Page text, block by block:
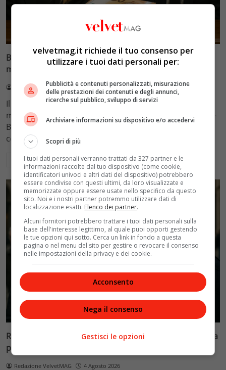
Blasi vs Totti: il giudice riduce l’assegno di
mantenimento a 10.900 euro
Redazione VelvetMAG 4 Agosto 2026
Il Tribunale di Roma ha fissato l'assegno di
mantenimento figli a 10.900 euro mensili nel caso Totti-
Blasi, respingendo la richiesta di 20mila euro della
conduttrice.
Leggi di più
Politica
Riconoscimento facciale, il governo accelera i poteri alla
polizia: proteste dell’opposizione
Redazione VelvetMAG 4 Agosto 2026
velvetmag.it richiede il tuo consenso per
utilizzare i tuoi dati personali per:
Pubblicità e contenuti personalizzati, misurazione
delle prestazioni dei contenuti e degli annunci,
ricerche sul pubblico, sviluppo di servizi
Archiviare informazioni su dispositivo e/o accedervi
Scopri di più
I tuoi dati personali verranno trattati da 327 partner e le
informazioni raccolte dal tuo dispositivo (come cookie,
identificatori univoci e altri dati del dispositivo) potrebbero
essere condivise con questi ultimi, da loro visualizzate e
memorizzate oppure essere usate nello specifico da questo
sito. Noi e i nostri partner potremmo utilizzare dati di
localizzazione esatti. Elenco dei partner.
Alcuni fornitori potrebbero trattare i tuoi dati personali sulla
base dell'interesse legittimo, al quale puoi opporti gestendo
le tue opzioni qui sotto. Cerca un link in fondo a questa
pagina o nel menu del sito per gestire o revocare il consenso
nelle impostazioni della privacy e dei cookie.
Acconsento
Nega il consenso
Gestisci le opzioni